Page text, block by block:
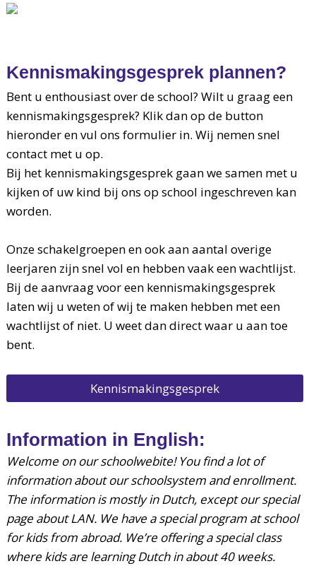
Kennismakingsgesprek plannen?
Bent u enthousiast over de school? Wilt u graag een
kennismakingsgesprek? Klik dan op de button
hieronder en vul ons formulier in. Wij nemen snel
contact met u op.
Bij het kennismakingsgesprek gaan we samen met u
kijken of uw kind bij ons op school ingeschreven kan
worden.
Onze schakelgroepen en ook aan aantal overige
leerjaren zijn snel vol en hebben vaak een wachtlijst.
Bij de aanvraag voor een kennismakingsgesprek
laten wij u weten of wij te maken hebben met een
wachtlijst of niet. U weet dan direct waar u aan toe
bent.
Kennismakingsgesprek
Information in English:
Welcome on our schoolwebite! You find a lot of
information about our schoolsystem and enrollment.
The information is mostly in Dutch, except our special
page about LAN. We have a special program at school
for kids from abroad. We’re offering a special class
where kids are learning Dutch in about 40 weeks.